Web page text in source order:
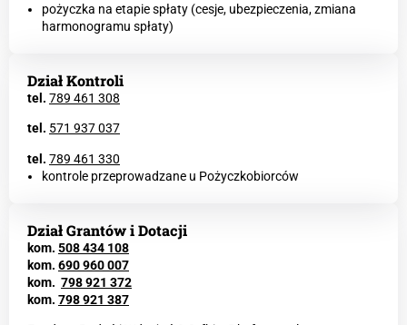
pożyczka na etapie spłaty (cesje, ubezpieczenia, zmiana
harmonogramu spłaty)
Dział Kontroli
tel. 789 461 308
tel. 571 937 037
tel. 789 461 330
kontrole przeprowadzane u Pożyczkobiorców
Dział Grantów i Dotacji
kom. 508 434 108
kom. 690 960 007
kom. 798 921 372
kom. 798 921 387